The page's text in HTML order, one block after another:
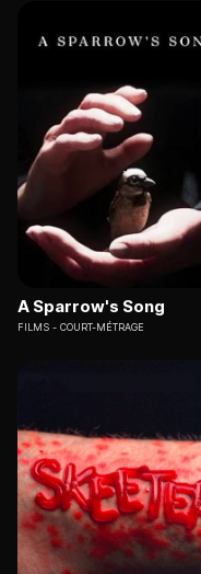
A Sparrow's Song
FILMS COURT-MÉTRAGE